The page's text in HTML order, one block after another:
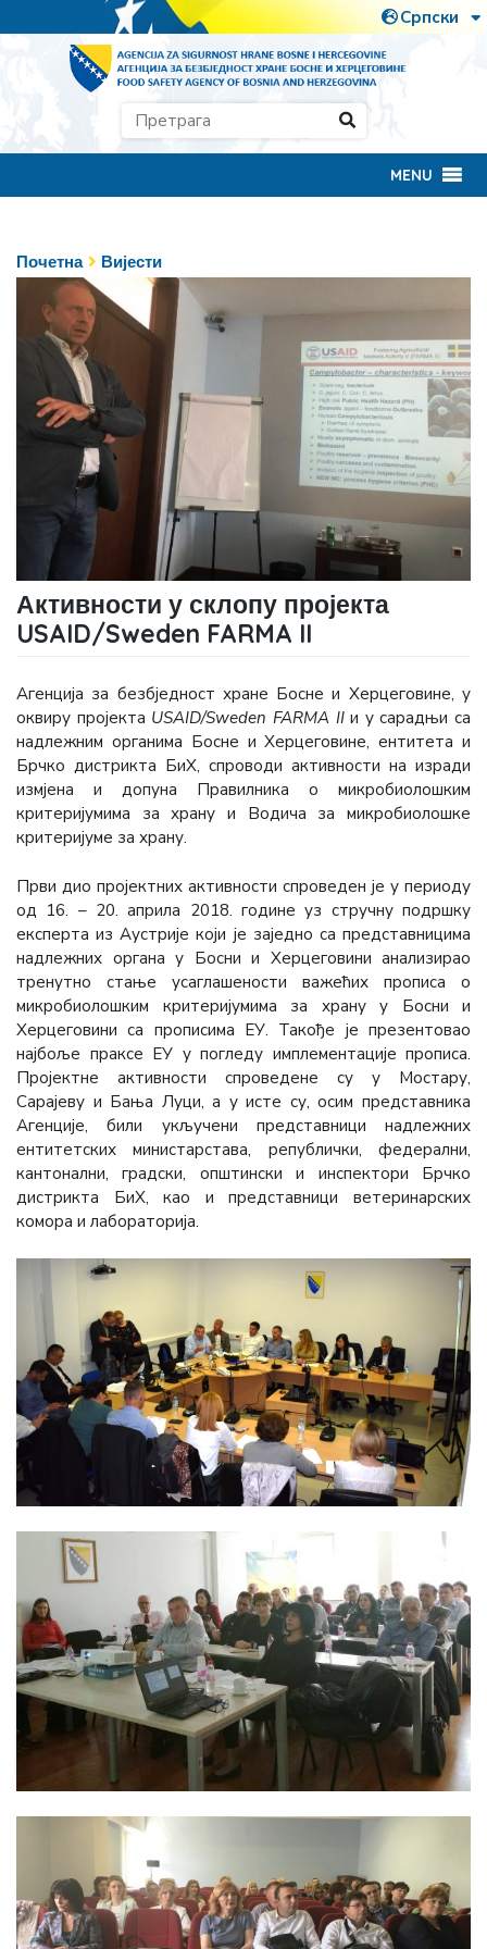
MENU
Почетна Вијести
Активности у склопу пројекта
USAID/Sweden FARMA II
Агенција за безбједност хране Босне и Херцеговине, у
оквиру пројекта USAID/Sweden FARMA IIи у сарадњи са
надлежним органима Босне и Херцеговине, ентитета и
Брчко дистрикта БиХ, спроводи активности на изради
измјена и допуна Правилника о микробиолошким
критеријумима за храну и Водича за микробиолошке
критеријуме за храну.
Први дио пројектних активности спроведен је у периоду
од 16. – 20. априла 2018. године уз стручну подршку
експерта из Аустрије који је заједно са представницима
надлежних органа у Босни и Херцеговини анализирао
тренутно стање усаглашености важећих прописа о
микробиолошким критеријумима за храну у Босни и
Херцеговини са прописима ЕУ. Такође је презентовао
најбоље праксе ЕУ у погледу имплементације прописа.
Пројектне активности спроведене су у Мостару,
Сарајеву и Бања Луци, а у исте су, осим представника
Агенције, били укључени представници надлежних
ентитетских министарстава, републички, федерални,
кантонални, градски, општински и инспектори Брчко
дистрикта БиХ, као и представници ветеринарских
комора и лабораторија.